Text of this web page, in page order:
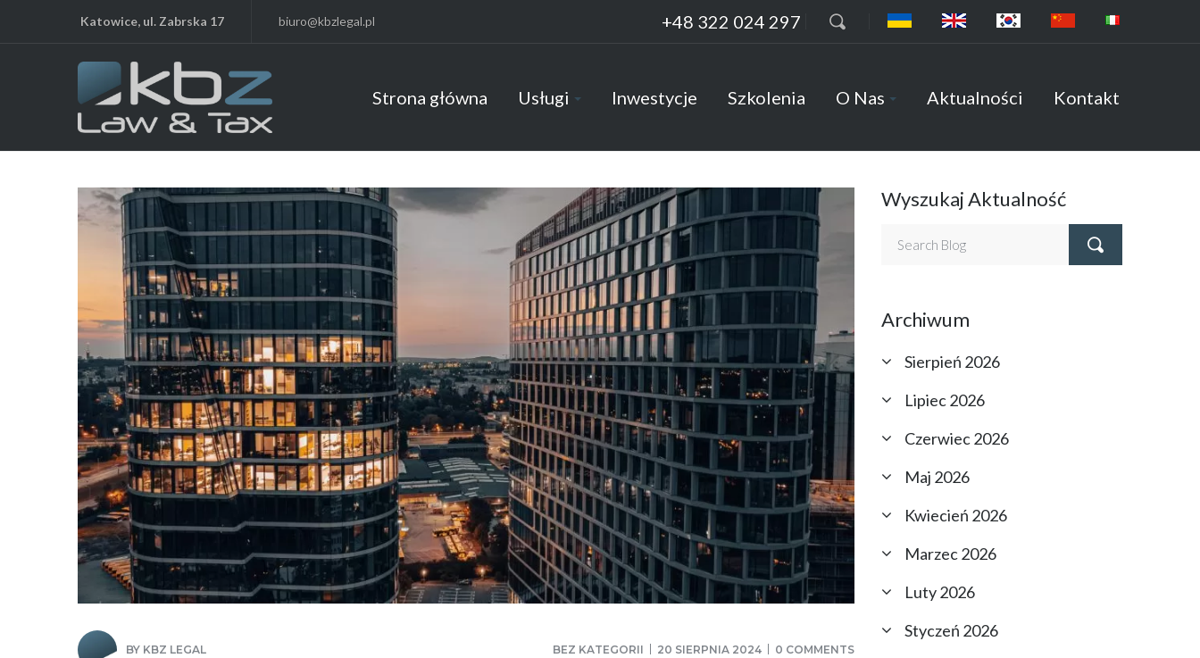
Katowice, ul. Zabrska 17 biuro@kbzlegal.pl +48 322 024 297
Strona główna Usługi Inwestycje Szkolenia O Nas Aktualności Kontakt
BY KBZ LEGAL BEZ KATEGORII 20 SIERPNIA 2024 0 COMMENTS
Wyszukaj Aktualność
Archiwum
Sierpień 2026
Lipiec 2026
Czerwiec 2026
Maj 2026
Kwiecień 2026
Marzec 2026
Luty 2026
Styczeń 2026